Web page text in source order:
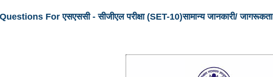
For एसएससी - सीजीएल परीक्षा (SET-10)सामान्य जानकारी/ जागरूकता